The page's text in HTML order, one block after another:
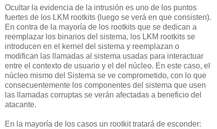
Ocultar la evidencia de la intrusión es uno de los puntos
fuertes de los LKM rootkits (luego se verá en que consisten).
En contra de la mayoría de los rootkits que se dedican a
reemplazar los binarios del sistema, los LKM rootkits se
introducen en el kernel del sistema y reemplazan o
modifican las llamadas al sistema usadas para interactuar
entre el contexto de usuario y el del núcleo. En este caso, el
núcleo mismo del Sistema se ve comprometido, con lo que
consecuentemente los componentes del sistema que usen
las llamadas corruptas se verán afectadas a beneficio del
atacante.
En la mayoría de los casos un rootkit tratará de esconder: